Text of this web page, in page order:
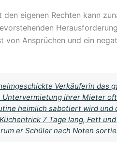
den eigenen Rechten kann
von Ansprüchen und ein
Verkäuferin das
Untervermietung ihrer Mieter
heimlich sabotiert wird und
7 Tage lang, Fett
er Schüler nach Noten